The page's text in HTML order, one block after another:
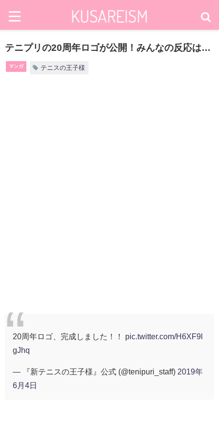
テニプリの20周年ロゴが公開！みんなの反応は…
マンガ テニスの王子様
20周年ロゴ、完成しました！！ pic.twitter.com/H6XF9l
gJhq
— 『新テニスの王子様』公式 (@tenipuri_staff) 2019年
6月4日